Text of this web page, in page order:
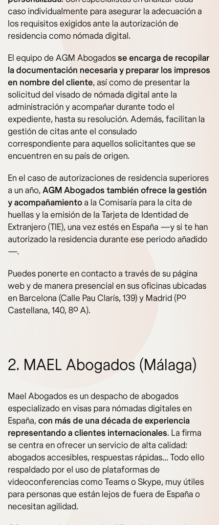
caso individualmente para asegurar la adecuación a
los requisitos exigidos ante la autorización de
residencia como nómada digital.
El equipo de AGM Abogadosse encarga de recopilar
la documentación necesaria y preparar los impresos
en nombre del cliente, así como de presentar la
solicitud del visado de nómada digital ante la
administración y acompañar durante todo el
expediente, hasta su resolución. Además, facilitan la
gestión de citas ante el consulado
correspondiente para aquellos solicitantes que se
encuentren en su país de origen.
En el caso de autorizaciones de residencia superiores
a un año,AGM Abogados también ofrece la gestión
y acompañamientoa la Comisaría para la cita de
huellas y la emisión de la Tarjeta de Identidad de
Extranjero (TIE), una vez estés en España —y si te han
autorizado la residencia durante ese periodo añadido
—.
Puedes ponerte en contacto a través de su página
web y de manera presencial en sus oficinas ubicadas
en Barcelona (Calle Pau Clarís, 139) y Madrid (Pº
Castellana, 140, 8º A).
2. MAEL Abogados (Málaga)
Mael Abogados es un despacho de abogados
especializado en visas para nómadas digitales en
España,con más de una década de experiencia
representando a clientes internacionales. La firma
se centra en ofrecer un servicio de alta calidad:
abogados accesibles, respuestas rápidas… Todo ello
respaldado por el uso de plataformas de
videoconferencias como Teams o Skype, muy útiles
para personas que están lejos de fuera de España o
necesitan agilidad.